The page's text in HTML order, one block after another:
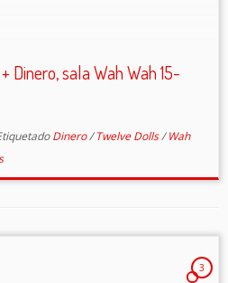
Dinero, sala Wah Wah 15-
Dinero/Twelve Dolls/Wah
3